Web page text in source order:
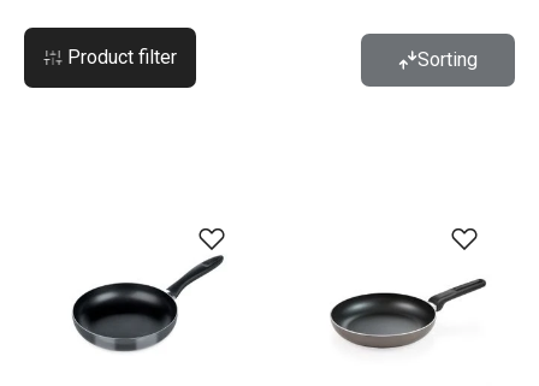
Product filter Sorting